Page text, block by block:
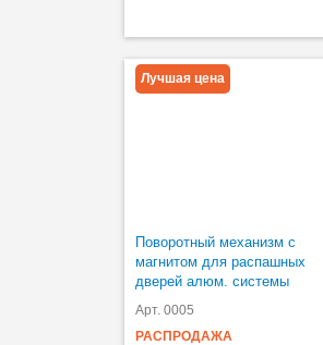
Лучшая цена
Поворотный механизм с
магнитом для распашных
дверей алюм. системы
Арт. 0005
РАСПРОДАЖА